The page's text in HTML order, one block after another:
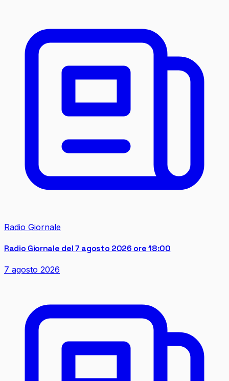
Radio Giornale
Radio Giornale del 7 agosto 2026 ore 18:00
7 agosto 2026